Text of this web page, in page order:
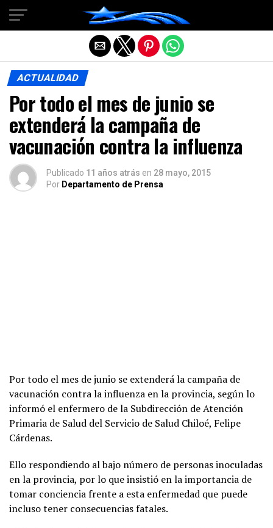
ACTUALIDAD
Por todo el mes de junio se
extenderá la campaña de
vacunación contra la influenza
Publicado 11 años atrás en 28 mayo, 2015
Por Departamento de Prensa
Por todo el mes de junio se extenderá la campaña de
vacunación contra la influenza en la provincia, según lo
informó el enfermero de la Subdirección de Atención
Primaria de Salud del Servicio de Salud Chiloé, Felipe
Cárdenas.
Ello respondiendo al bajo número de personas inoculadas
en la provincia, por lo que insistió en la importancia de
tomar conciencia frente a esta enfermedad que puede
incluso tener consecuencias fatales.
Salir de la versión móvil